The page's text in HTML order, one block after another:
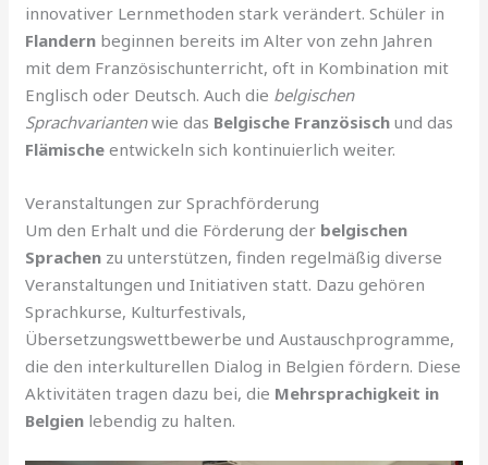
innovativer Lernmethoden stark verändert. Schüler in
Flandern beginnen bereits im Alter von zehn Jahren
mit dem Französischunterricht, oft in Kombination mit
Englisch oder Deutsch. Auch die belgischen
Sprachvariantenwie das Belgische Französisch und das
Flämische entwickeln sich kontinuierlich weiter.
Veranstaltungen zur Sprachförderung
Um den Erhalt und die Förderung der belgischen
Sprachen zu unterstützen, finden regelmäßig diverse
Veranstaltungen und Initiativen statt. Dazu gehören
Sprachkurse, Kulturfestivals,
Übersetzungswettbewerbe und Austauschprogramme,
die den interkulturellen Dialog in Belgien fördern. Diese
Aktivitäten tragen dazu bei, die Mehrsprachigkeit in
Belgien lebendig zu halten.